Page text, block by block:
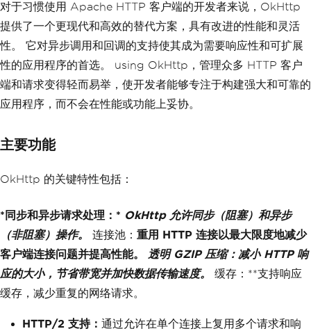
对于习惯使用 Apache HTTP 客户端的开发者来说，OkHttp
提供了一个更现代和高效的替代方案，具有改进的性能和灵活
性。 它对异步调用和回调的支持使其成为需要响应性和可扩展
性的应用程序的首选。 using OkHttp，管理众多 HTTP 客户
端和请求变得轻而易举，使开发者能够专注于构建强大和可靠的
应用程序，而不会在性能或功能上妥协。
主要功能
OkHttp 的关键特性包括：
*同步和异步请求处理：* OkHttp 允许同步（阻塞）和异步
（非阻塞）操作。 连接池： 重用 HTTP 连接以最大限度地减少
客户端连接问题并提高性能。
透明 GZIP 压缩： 减小 HTTP 响
应的大小，节省带宽并加快数据传输速度。 缓存：**支持响应
缓存，减少重复的网络请求。
HTTP/2 支持： 通过允许在单个连接上复用多个请求和响